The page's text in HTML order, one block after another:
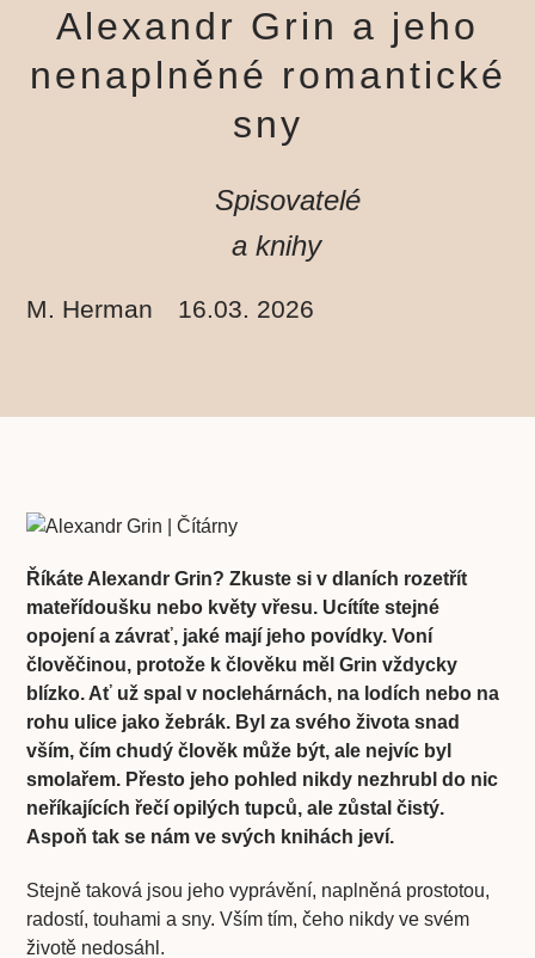
Alexandr Grin a jeho
nenaplněné romantické
sny
Spisovatelé
a knihy
M. Herman 16.03. 2026
Říkáte Alexandr Grin? Zkuste si v dlaních rozetřít
mateřídoušku nebo květy vřesu. Ucítíte stejné
opojení a závrať, jaké mají jeho povídky. Voní
člověčinou, protože k člověku měl Grin vždycky
blízko. Ať už spal v noclehárnách, na lodích nebo na
rohu ulice jako žebrák. Byl za svého života snad
vším, čím chudý člověk může být, ale nejvíc byl
smolařem. Přesto jeho pohled nikdy nezhrubl do nic
neříkajících řečí opilých tupců, ale zůstal čistý.
Aspoň tak se nám ve svých knihách jeví.
Stejně taková jsou jeho vyprávění, naplněná prostotou,
radostí, touhami a sny. Vším tím, čeho nikdy ve svém
životě nedosáhl.